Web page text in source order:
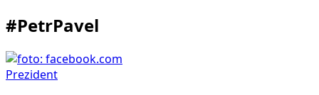
#PetrPavel
Prezident